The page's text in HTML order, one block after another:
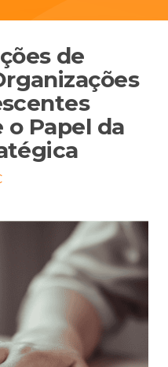
de
o Papel da